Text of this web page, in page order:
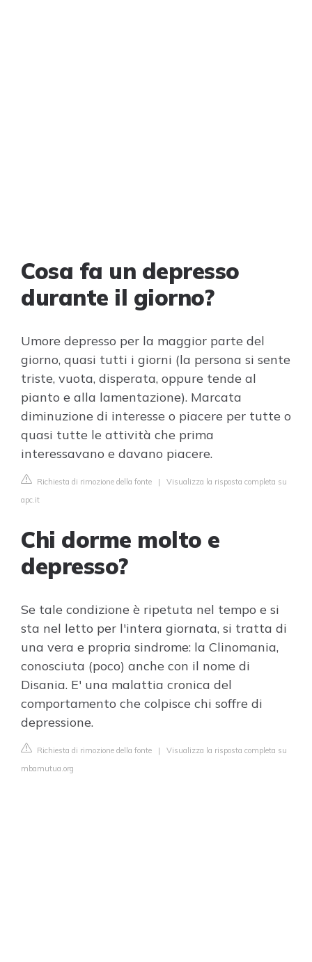
Cosa fa un depresso
durante il giorno?
Umore depresso per la maggior parte del
giorno, quasi tutti i giorni (la persona si sente
triste, vuota, disperata, oppure tende al
pianto e alla lamentazione). Marcata
diminuzione di interesse o piacere per tutte o
quasi tutte le attività che prima
interessavano e davano piacere.
Richiesta di rimozione della fonte | Visualizza la risposta completa su
apc.it
Chi dorme molto e
depresso?
Se tale condizione è ripetuta nel tempo e si
sta nel letto per l'intera giornata, si tratta di
una vera e propria sindrome: la Clinomania,
conosciuta (poco) anche con il nome di
Disania. E' una malattia cronica del
comportamento che colpisce chi soffre di
depressione.
Richiesta di rimozione della fonte | Visualizza la risposta completa su
mbamutua.org